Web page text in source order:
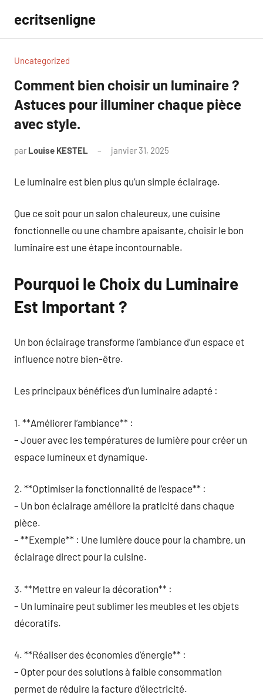
contenu
ecritsenligne
Uncategorized
Comment bien choisir un luminaire ?
Astuces pour illuminer chaque pièce
avec style.
par Louise KESTEL janvier 31, 2025
Le luminaire est bien plus qu’un simple éclairage.
Que ce soit pour un salon chaleureux, une cuisine
fonctionnelle ou une chambre apaisante, choisir le bon
luminaire est une étape incontournable.
Pourquoi le Choix du Luminaire
Est Important ?
Un bon éclairage transforme l’ambiance d’un espace et
influence notre bien-être.
Les principaux bénéfices d’un luminaire adapté :
1. **Améliorer l’ambiance** :
– Jouer avec les températures de lumière pour créer un
espace lumineux et dynamique.
2. **Optimiser la fonctionnalité de l’espace** :
– Un bon éclairage améliore la praticité dans chaque
pièce.
– **Exemple** : Une lumière douce pour la chambre, un
éclairage direct pour la cuisine.
3. **Mettre en valeur la décoration** :
– Un luminaire peut sublimer les meubles et les objets
décoratifs.
4. **Réaliser des économies d’énergie** :
– Opter pour des solutions à faible consommation
permet de réduire la facture d’électricité.